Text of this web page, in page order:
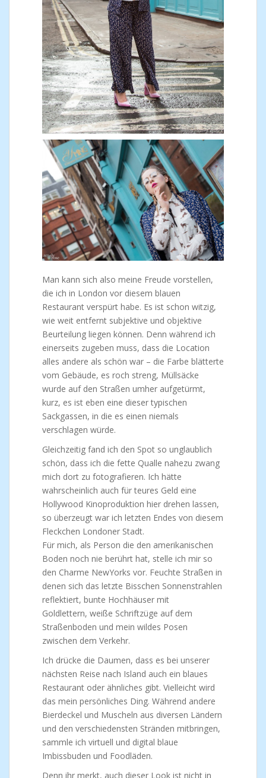
Man kann sich also meine Freude vorstellen,
die ich in London vor diesem blauen
Restaurant verspürt habe. Es ist schon witzig,
wie weit entfernt subjektive und objektive
Beurteilung liegen können. Denn während ich
einerseits zugeben muss, dass die Location
alles andere als schön war – die Farbe blätterte
vom Gebäude, es roch streng, Müllsäcke
wurde auf den Straßen umher aufgetürmt,
kurz, es ist eben eine dieser typischen
Sackgassen, in die es einen niemals
verschlagen würde.
Gleichzeitig fand ich den Spot so unglaublich
schön, dass ich die fette Qualle nahezu zwang
mich dort zu fotografieren. Ich hätte
wahrscheinlich auch für teures Geld eine
Hollywood Kinoproduktion hier drehen lassen,
so überzeugt war ich letzten Endes von diesem
Fleckchen Londoner Stadt.
Für mich, als Person die den amerikanischen
Boden noch nie berührt hat, stelle ich mir so
den Charme NewYorks vor. Feuchte Straßen in
denen sich das letzte Bisschen Sonnenstrahlen
reflektiert, bunte Hochhäuser mit
Goldlettern, weiße Schriftzüge auf dem
Straßenboden und mein wildes Posen
zwischen dem Verkehr.
Ich drücke die Daumen, dass es bei unserer
nächsten Reise nach Island auch ein blaues
Restaurant oder ähnliches gibt. Vielleicht wird
das mein persönliches Ding. Während andere
Bierdeckel und Muscheln aus diversen Ländern
und den verschiedensten Stränden mitbringen,
sammle ich virtuell und digital blaue
Imbissbuden und Foodläden.
Denn ihr merkt, auch dieser Look ist nicht in